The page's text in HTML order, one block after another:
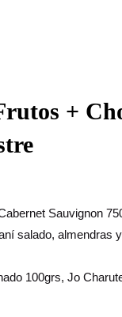
+
Sauvignon
salado, almendras
100grs, Jo